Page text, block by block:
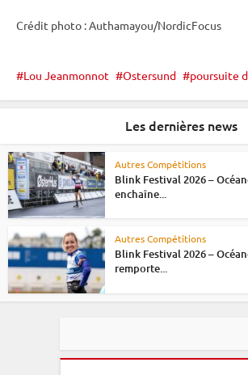
Crédit photo : Authamayou/NordicFocus
Lou Jeanmonnot Ostersund poursuite
Les dernières news
Autres Compétitions
Blink Festival 2026 –
enchaîne...
Autres Compétitions
Blink Festival 2026 –
remporte...